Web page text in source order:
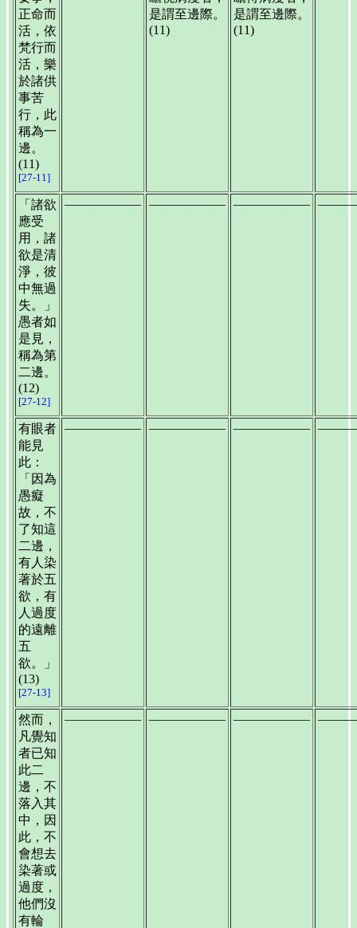
正命而
活，依
梵行而
活，樂
於諸供
事苦
行，此
稱為一
邊。
(11)
[27-11]
是謂至邊際。
(11)
是謂至邊際。
(11)
「諸欲
應受
用，諸
欲是清
淨，彼
中無過
失。」
愚者如
是見，
稱為第
二邊。
(12)
[27-12]
—————— —————— ——————
有眼者
能見
此：
「因為
愚癡
故，不
了知這
二邊，
有人染
著於五
欲，有
人過度
的遠離
五
欲。」
(13)
[27-13]
—————— —————— ——————
然而，
凡覺知
者已知
此二
邊，不
落入其
中，因
此，不
會想去
染著或
過度，
他們沒
有輪
—————— —————— ——————